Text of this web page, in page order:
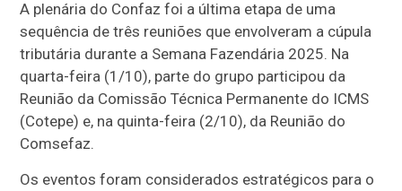
A plenária do Confaz foi a última etapa de uma
sequência de três reuniões que envolveram a cúpula
tributária durante a Semana Fazendária 2025. Na
quarta-feira (1/10), parte do grupo participou da
Reunião da Comissão Técnica Permanente do ICMS
(Cotepe) e, na quinta-feira (2/10), da Reunião do
Comsefaz.
Os eventos foram considerados estratégicos para o